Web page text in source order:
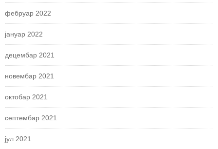
фебруар 2022
јануар 2022
децембар 2021
новембар 2021
октобар 2021
септембар 2021
јул 2021